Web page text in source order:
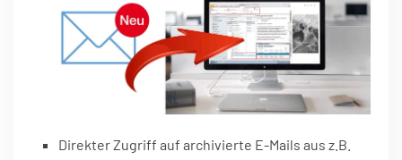
Direkter Zugriff auf archivierte E-Mails aus z.B.